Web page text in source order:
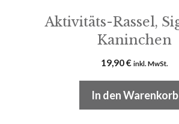
Aktivitäts-Rassel,
Kaninchen
19,90€ inkl. MwSt.
In den Warenkorb